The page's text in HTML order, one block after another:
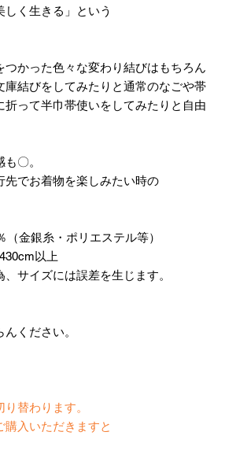
く生きる」という
かった色々な変わり結びはもちろん
結びをしてみたりと通常のなごや帯
って半巾帯使いをしてみたりと自由
〇。
先でお着物を楽しみたい時の
銀糸・ポリエステル等）
以上
サイズには誤差を生じます。
んください。
替わります。
入いただきますと